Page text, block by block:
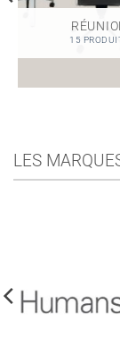
15
LES